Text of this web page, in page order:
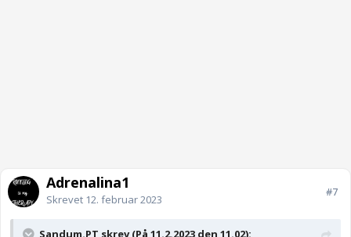
Adrenalina1
Skrevet 12. februar 2023
#7
Sandum.PT skrev (På 11.2.2023 den 11.02):